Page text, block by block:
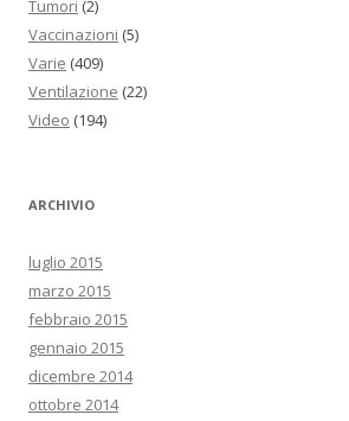
Tumori (2)
Vaccinazioni (5)
Varie (409)
Ventilazione (22)
Video (194)
ARCHIVIO
luglio 2015
marzo 2015
febbraio 2015
gennaio 2015
dicembre 2014
ottobre 2014